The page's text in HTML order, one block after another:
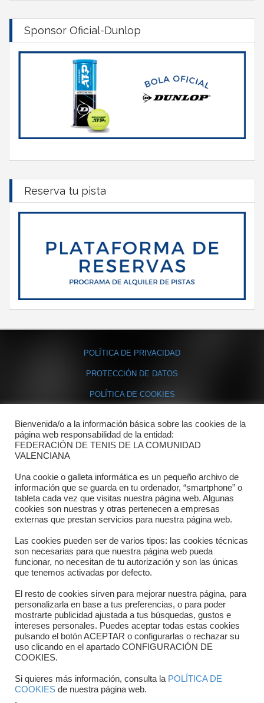
Sponsor Oficial-Dunlop
Reserva tu pista
POLÍTICA DE PRIVACIDAD
PROTECCIÓN DE DATOS
POLÍTICA DE COOKIES
Contacto
Dónde estamos
Directorio departamentos
Horario
Formulario de contacto
Copyright © 2025 FTCV
Bienvenida/o a la información básica sobre las cookies de la
página web responsabilidad de la entidad:
FEDERACIÓN DE TENIS DE LA COMUNIDAD
VALENCIANA
Una cookie o galleta informática es un pequeño archivo de
información que se guarda en tu ordenador, “smartphone” o
tableta cada vez que visitas nuestra página web. Algunas
cookies son nuestras y otras pertenecen a empresas
externas que prestan servicios para nuestra página web.
Las cookies pueden ser de varios tipos: las cookies técnicas
son necesarias para que nuestra página web pueda
funcionar, no necesitan de tu autorización y son las únicas
que tenemos activadas por defecto.
El resto de cookies sirven para mejorar nuestra página, para
personalizarla en base a tus preferencias, o para poder
mostrarte publicidad ajustada a tus búsquedas, gustos e
intereses personales. Puedes aceptar todas estas cookies
pulsando el botón ACEPTAR o configurarlas o rechazar su
uso clicando en el apartado CONFIGURACIÓN DE
COOKIES.
Si quieres más información, consulta la POLÍTICA DE
COOKIES de nuestra página web.
.